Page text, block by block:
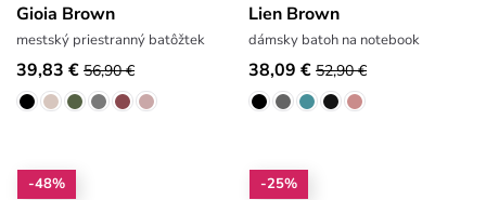
Gioia Brown
mestský priestranný batôžtek
39,83 € 56,90 €
Lien Brown
dámsky batoh na notebook
38,09 € 52,90 €
-48% -25%